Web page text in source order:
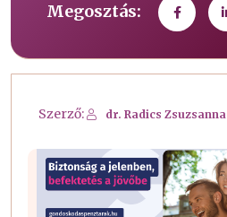
Megosztás:
Szerző: dr. Radics Zsuzsanna